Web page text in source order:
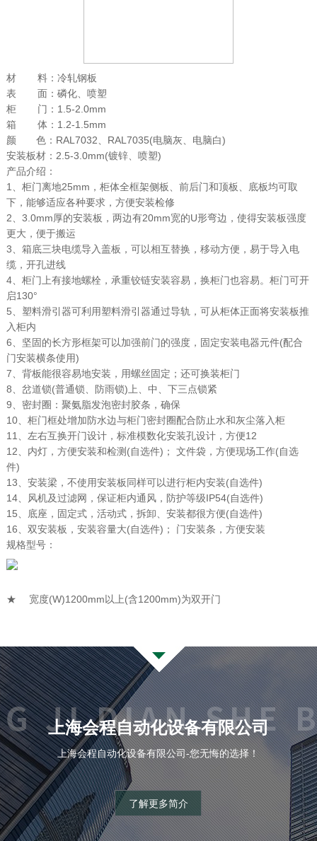
材 料：冷轧钢板
表 面：磷化、喷塑
柜 门：1.5-2.0mm
箱 体：1.2-1.5mm
颜 色：RAL7032、RAL7035(电脑灰、电脑白)
安装板材：2.5-3.0mm(镀锌、喷塑)
产品介绍：
1、柜门离地25mm，柜体全框架侧板、前后门和顶板、底板均可取
下，能够适应各种要求，方便安装检修
2、3.0mm厚的安装板，两边有20mm宽的U形弯边，使得安装板强度
更大，便于搬运
3、箱底三块电缆导入盖板，可以相互替换，移动方便，易于导入电
缆，开孔进线
4、柜门上有接地螺栓，承重铰链安装容易，换柜门也容易。柜门可开
启130°
5、塑料滑引器可利用塑料滑引器通过导轨，可从柜体正面将安装板推
入柜内
6、坚固的长方形框架可以加强前门的强度，固定安装电器元件(配合
门安装横条使用)
7、背板能很容易地安装，用螺丝固定；还可换装柜门
8、岔道锁(普通锁、防雨锁)上、中、下三点锁紧
9、密封圈：聚氨脂发泡密封胶条，确保
10、柜门框处增加防水边与柜门密封圈配合防止水和灰尘落入柜
11、左右互换开门设计，标准模数化安装孔设计，方便12
12、内灯，方便安装和检测(自选件)； 文件袋，方便现场工作(自选
件)
13、安装梁，不使用安装板同样可以进行柜内安装(自选件)
14、风机及过滤网，保证柜内通风，防护等级IP54(自选件)
15、底座，固定式，活动式，拆卸、安装都很方便(自选件)
16、双安装板，安装容量大(自选件)； 门安装条，方便安装
规格型号：
★ 宽度(W)1200mm以上(含1200mm)为双开门
上海会程自动化设备有限公司
上海会程自动化设备有限公司-您无悔的选择！
了解更多简介